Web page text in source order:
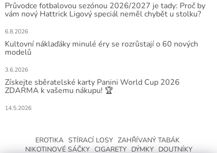
Průvodce fotbalovou sezónou 2026/2027 je tady: Proč by
vám nový Hattrick Ligový speciál neměl chybět u stolku?
6.8.2026
Kultovní náklaďáky minulé éry se rozrůstají o 60 nových
modelů
3.6.2026
Získejte sběratelské karty Panini World Cup 2026
ZDARMA k vašemu nákupu! 🏆
14.5.2026
EROTIKA STÍRACÍ LOSY ZAHŘÍVANÝ TABÁK
NIKOTINOVÉ SÁČKY CIGARETY DÝMKY DOUTNÍKY